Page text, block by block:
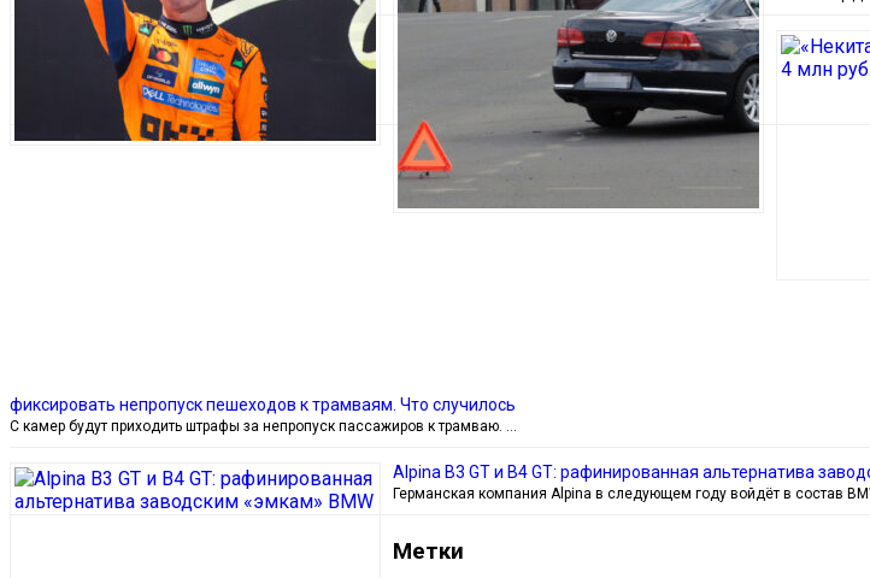
фиксировать непропуск пешеходов к трамваям. Что случилось
С камер будут приходить штрафы за непропуск пассажиров к трамваю. …
Alpina B3 GT и B4 GT: рафинированная альтернатива
Германская компания Alpina в следующем году войдёт в состав
Метки